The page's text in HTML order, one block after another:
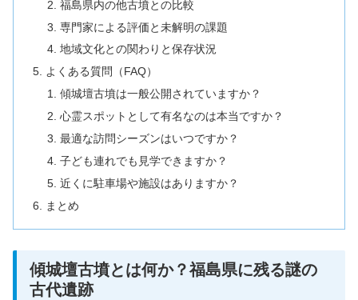
福島県内の他古墳との比較
専門家による評価と未解明の課題
地域文化との関わりと保存状況
よくある質問（FAQ）
傾城壇古墳は一般公開されていますか？
心霊スポットとして有名なのは本当ですか？
最適な訪問シーズンはいつですか？
子ども連れでも見学できますか？
近くに駐車場や施設はありますか？
まとめ
傾城壇古墳とは何か？福島県に残る謎の
古代遺跡